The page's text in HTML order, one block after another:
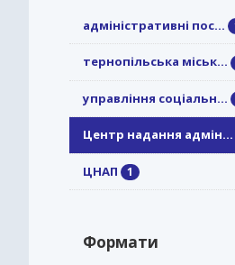
адміністративні пос...
тернопільська міськ...
управління соціальн...
Центр надання адмін...
ЦНАП 1
Формати